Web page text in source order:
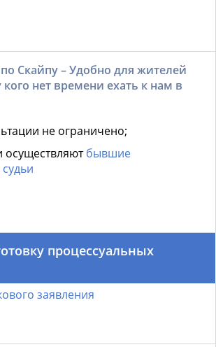
Скайпу – Удобно для жителей
кого нет времени ехать к нам в
не ограничено;
осуществляютбывшие
процессуальных
заявления